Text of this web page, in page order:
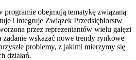
programie obejmują tematykę związaną
i integruje Związek Przedsiębiorstw
przez reprezentantów wielu gałęzi
zadanie wskazać nowe trendy rynkowe
problemy, z jakimi mierzymy się
działań.